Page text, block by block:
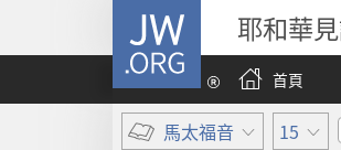
JW.ORG 耶和華
首頁
馬太福音 15